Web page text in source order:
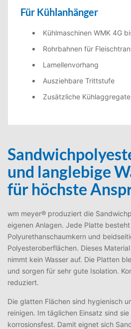
Für Kühlanhänger
Kühlmaschinen WMK 4G
Rohrbahnen für
Lamellenvorhang
Ausziehbare Trittstufe
Zusätzliche
und langlebige
für höchste
wm meyer® produziert die
eigenen Anlagen. Jede Platte besteht
Polyurethanschaumkern und
Polyesteroberflächen. Dieses
nimmt kein Wasser auf. Die Platten
und sorgen für sehr gute Isolation.
reduziert.
Die glatten Flächen sind hygienisch
reinigen. Im täglichen Einsatz sind
korrosionsfest. Damit eignet sich